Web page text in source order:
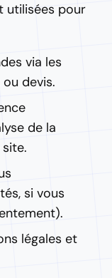
utilisées pour
via les
devis.
de la
si vous
légales et